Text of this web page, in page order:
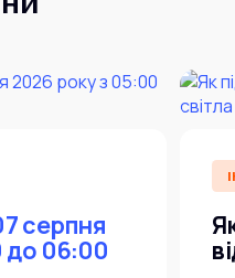
серпня
до 06:00